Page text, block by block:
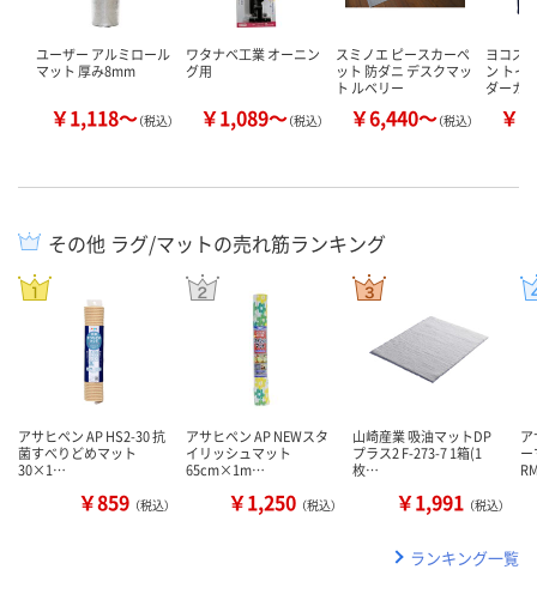
ユーザー アルミロール
マット 厚み8mm
￥1,118～（税込）
ワタナベ工業 オーニン
グ用
￥1,089～（税込）
スミノエ ピースカーペ
ット 防ダニ デスクマッ
ト ルベリー
￥6,440～（税込）
ヨコズ
ン トイ
ダーカ
￥
その他 ラグ/マットの売れ筋ランキング
アサヒペン AP HS2-30 抗
菌すべりどめマット
30×1…
￥859 （税込）
アサヒペン AP NEWスタ
イリッシュマット
65cm×1m…
￥1,250 （税込）
山崎産業 吸油マットDP
プラス2 F-273-7 1箱(1
枚…
￥1,991 （税込）
ランキング一覧